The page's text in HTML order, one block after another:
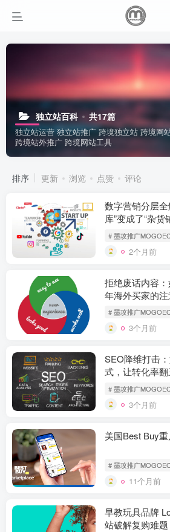
独立站百科 共17篇
独立站运营 独立站推广 跨境独立站 跨境网
跨境站外推广 跨境网站工具
排序 更新 浏览 点赞 评论
数字营销分层
库”变成了“杂货
# 墨攻推广
2个月前
拒绝废话内容
年海外买家的注
# 墨攻推广
3个月前
SEO降维打击
式，让转化率翻
# 墨攻推广
3个月前
美国Best Buy
# 墨攻推广
11个月前
早教玩具品牌
站破解复购难题